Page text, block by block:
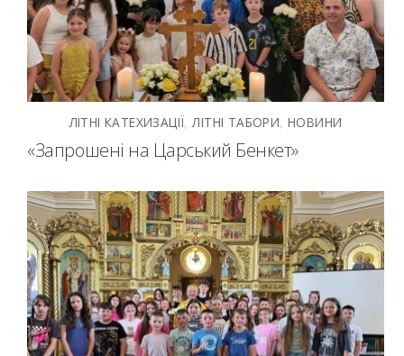
ЛІТНІ КАТЕХИЗАЦІЇ,ЛІТНІ ТАБОРИ,НОВИНИ
«Запрошені на Царський Бенкет»